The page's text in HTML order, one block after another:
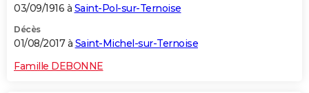
03/09/1916 à Saint-Pol-sur-Ternoise
Décès
01/08/2017 à Saint-Michel-sur-Ternoise
Famille DEBONNE